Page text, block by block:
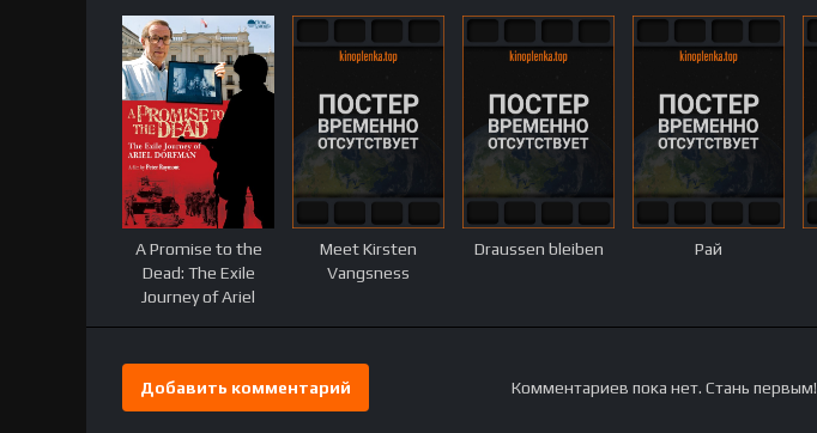
A Promise to the
Dead: The Exile
Journey of Ariel
Meet Kirsten
Vangsness
Draussen bleiben Рай
Добавить комментарий Комментариев пока нет. Стань первым!